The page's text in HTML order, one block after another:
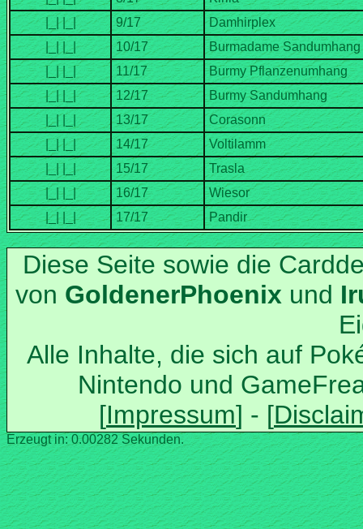
Diese Seite sowie die
von
und
Alle Inhalte, die sich auf
Nintendo und
Erzeugt in: 0.00282 Sekunden.